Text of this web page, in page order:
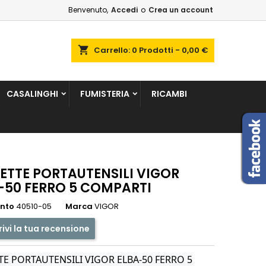
Benvenuto, Accedi o Crea un account
shopping_cart Carrello: 0 Prodotti - 0,00 €
CASALINGHI FUMISTERIA RICAMBI
PORTAUTENSILI VIGOR
FERRO 5 COMPARTI
40510-05 Marca VIGOR
la tua recensione
PORTAUTENSILI VIGOR ELBA-50 FERRO 5